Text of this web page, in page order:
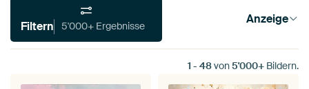
Filtern 5'000+ Ergebnisse Anzeige
1 - 48von5'000+ Bildern.